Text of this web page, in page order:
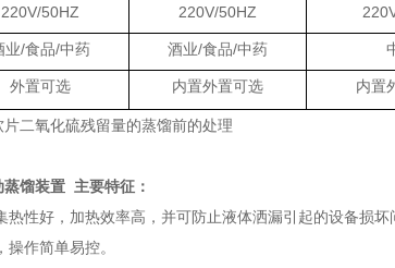
220V/50HZ 220V/50HZ
业/食品/中药 酒业/食品/中药
外置可选 内置外置可选 内置
二氧化硫残留量的蒸馏前的处理
蒸馏装置 主要特征：
性好，加热效率高，并可防止液体洒漏引起的设备损坏
作简单易控。